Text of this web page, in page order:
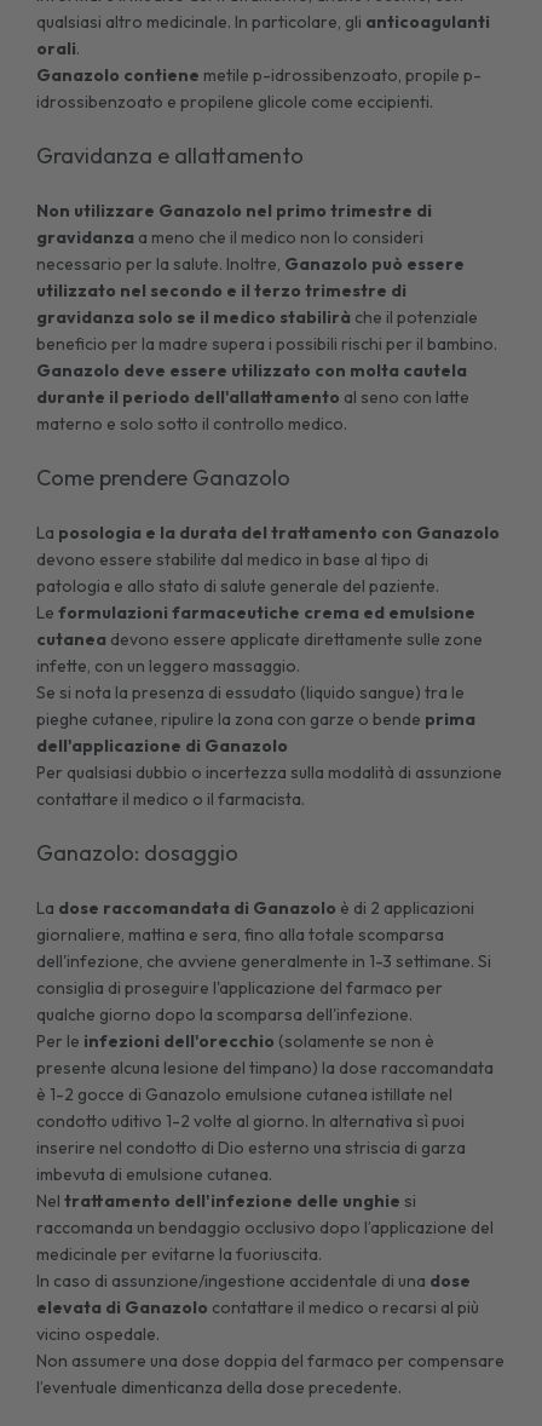
qualsiasi altro medicinale. In particolare, gli anticoagulanti
orali.
Ganazolo contiene metile p-idrossibenzoato, propile p-
idrossibenzoato e propilene glicole come eccipienti.
Gravidanza e allattamento
Non utilizzare Ganazolo nel primo trimestre di
gravidanza a meno che il medico non lo consideri
necessario per la salute. Inoltre, Ganazolo può essere
utilizzato nel secondo e il terzo trimestre di
gravidanza solo se il medico stabilirà che il potenziale
beneficio per la madre supera i possibili rischi per il bambino.
Ganazolo deve essere utilizzato con molta cautela
durante il periodo dell'allattamento al seno con latte
materno e solo sotto il controllo medico.
Come prendere Ganazolo
La posologia e la durata del trattamento con Ganazolo
devono essere stabilite dal medico in base al tipo di
patologia e allo stato di salute generale del paziente.
Leformulazioni farmaceutiche crema ed emulsione
cutanea devono essere applicate direttamente sulle zone
infette, con un leggero massaggio.
Se si nota la presenza di essudato (liquido sangue) tra le
pieghe cutanee, ripulire la zona con garze o bende prima
dell'applicazione di Ganazolo
Per qualsiasi dubbio o incertezza sulla modalità di assunzione
contattare il medico o il farmacista.
Ganazolo: dosaggio
La dose raccomandata di Ganazolo è di 2 applicazioni
giornaliere, mattina e sera, fino alla totale scomparsa
dell'infezione, che avviene generalmente in 1-3 settimane. Si
consiglia di proseguire l'applicazione del farmaco per
qualche giorno dopo la scomparsa dell'infezione.
Per le infezioni dell'orecchio (solamente se non è
presente alcuna lesione del timpano) la dose raccomandata
è 1-2 gocce di Ganazolo emulsione cutanea istillate nel
condotto uditivo 1-2 volte al giorno. In alternativa sì puoi
inserire nel condotto di Dio esterno una striscia di garza
imbevuta di emulsione cutanea.
Neltrattamento dell'infezione delle unghie si
raccomanda un bendaggio occlusivo dopo l’applicazione del
medicinale per evitarne la fuoriuscita.
In caso di assunzione/ingestione accidentale di una dose
elevata di Ganazolo contattare il medico o recarsi al più
vicino ospedale.
Non assumere una dose doppia del farmaco per compensare
l’eventuale dimenticanza della dose precedente.